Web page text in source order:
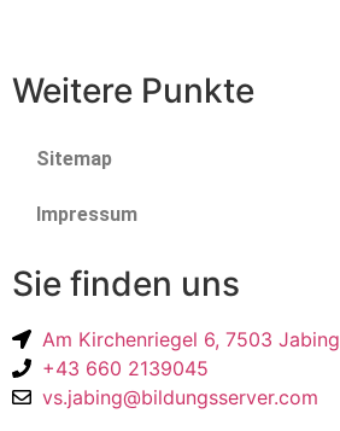
Weitere Punkte
Sitemap
Impressum
Sie finden uns
Am Kirchenriegel 6, 7503 Jabing
+43 660 2139045
vs.jabing@bildungsserver.com